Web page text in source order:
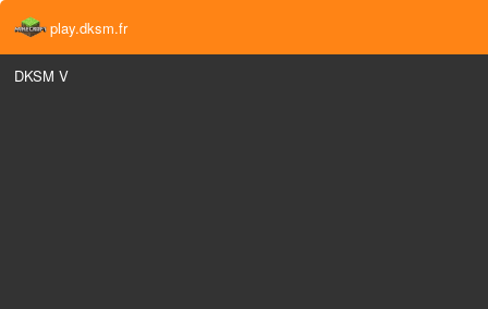
play.dksm.fr
DKSM V